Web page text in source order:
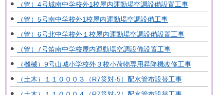
（管）4号城南中学校外1校屋内運動場空調設備設置工事
（管）5号南中学校外1校屋内運動場空調設備工事
（管）6号北中学校外１校屋内運動場空調設備設置工事
（管）7号笛南中学校屋内運動場空調設備設置工事
（機械）9号山城小学校外３校小荷物専用昇降機改修工事
（土木）１１０００３（R7災対-5）配水管布設替工事